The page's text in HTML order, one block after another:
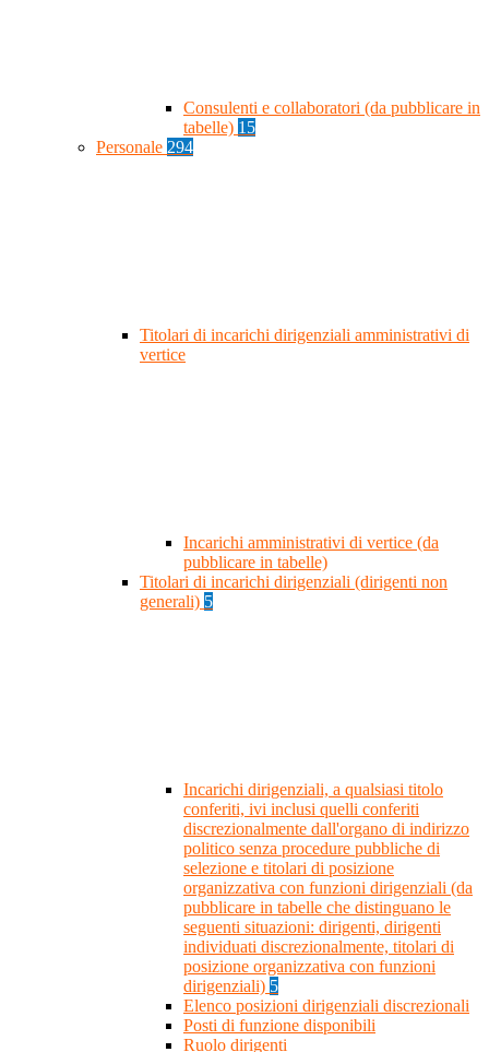
Consulenti e collaboratori (da pubblicare in
tabelle) 15
Personale 294
Titolari di incarichi dirigenziali amministrativi di
vertice
Incarichi amministrativi di vertice (da
pubblicare in tabelle)
Titolari di incarichi dirigenziali (dirigenti non
generali) 5
Incarichi dirigenziali, a qualsiasi titolo
conferiti, ivi inclusi quelli conferiti
discrezionalmente dall'organo di indirizzo
politico senza procedure pubbliche di
selezione e titolari di posizione
organizzativa con funzioni dirigenziali (da
pubblicare in tabelle che distinguano le
seguenti situazioni: dirigenti, dirigenti
individuati discrezionalmente, titolari di
posizione organizzativa con funzioni
dirigenziali) 5
Elenco posizioni dirigenziali discrezionali
Posti di funzione disponibili
Ruolo dirigenti